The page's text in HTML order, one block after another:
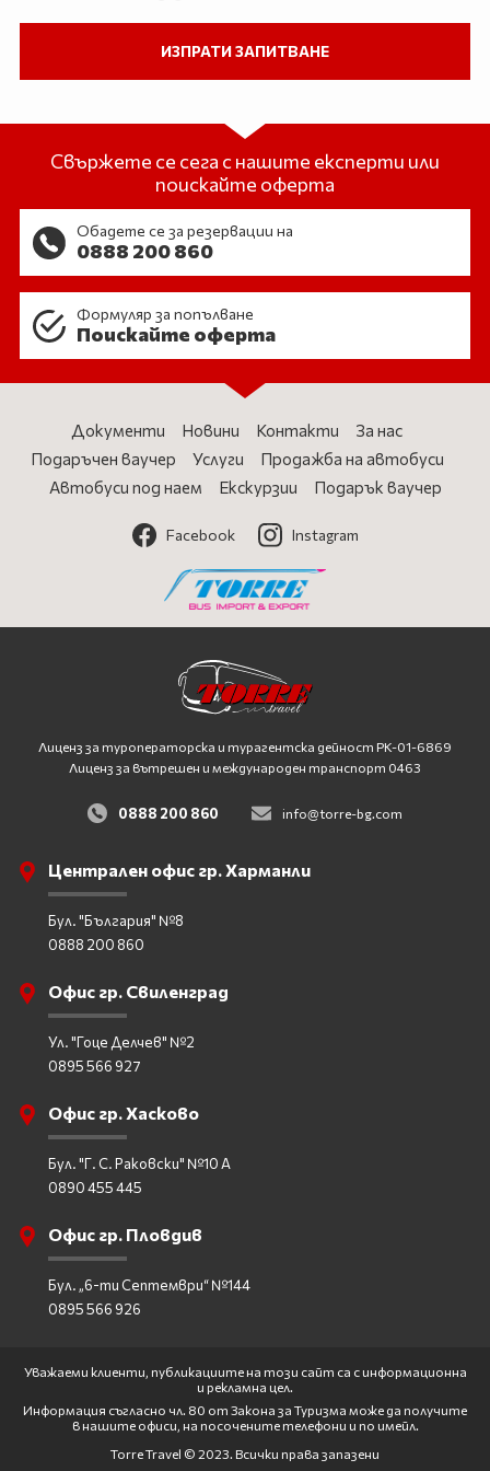
Свържете се сега с нашите експерти или
поискайте оферта
Обадете се за резервации на
0888 200 860
Формуляр за попълване
Поискайте оферта
Документи Новини Контакти
За нас
Подаръчен ваучер
Услуги
Продажба на автобуси
Автобуси под наем
Екскурзии Подарък ваучер
Facebook Instagram
Лиценз за туроператорска и турагентска дейност PK-01-6869
Лиценз за вътрешен и международен транспорт 0463
0888 200 860 info@torre-bg.com
Централен офис гр. Харманли
Бул. "България" №8
0888 200 860
Офис гр. Свиленград
Ул. "Гоце Делчев" №2
0895 566 927
Офис гр. Хасково
Бул. "Г. С. Раковски" №10 А
0890 455 445
Офис гр. Пловдив
Бул. „6-ти Септември“ №144
0895 566 926
Уважаеми клиенти, публикациите на този сайт са с информационна
и рекламна цел.
Информация съгласно чл. 80 от Закона за Туризма може да получите
в нашите офиси, на посочените телефони и по имейл.
Torre Travel © 2023. Всички права запазени